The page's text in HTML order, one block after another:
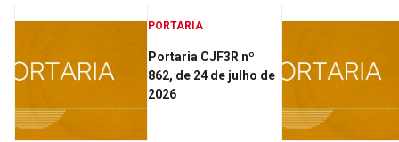
PORTARIA
Portaria CJF3R nº
862, de 24 de julho de
2026